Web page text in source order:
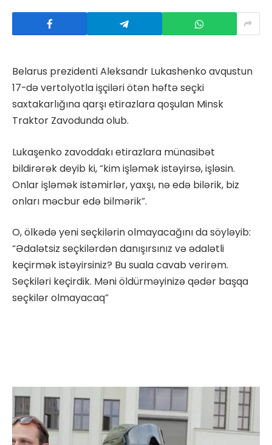
Belarus prezidenti Aleksandr Lukashenko avqustun
17-də vertolyotla işçiləri ötən həftə seçki
saxtakarlığına qarşı etirazlara qoşulan Minsk
Traktor Zavodunda olub.
Lukaşenko zavoddakı etirazlara münasibət
bildirərək deyib ki, “kim işləmək istəyirsə, işləsin.
Onlar işləmək istəmirlər, yaxşı, nə edə bilərik, biz
onları məcbur edə bilmərik”.
O, ölkədə yeni seçkilərin olmayacağını da söyləyib:
“Ədalətsiz seçkilərdən danışırsınız və ədalətli
keçirmək istəyirsiniz? Bu suala cavab verirəm.
Seçkiləri keçirdik. Məni öldürməyinizə qədər başqa
seçkilər olmayacaq”